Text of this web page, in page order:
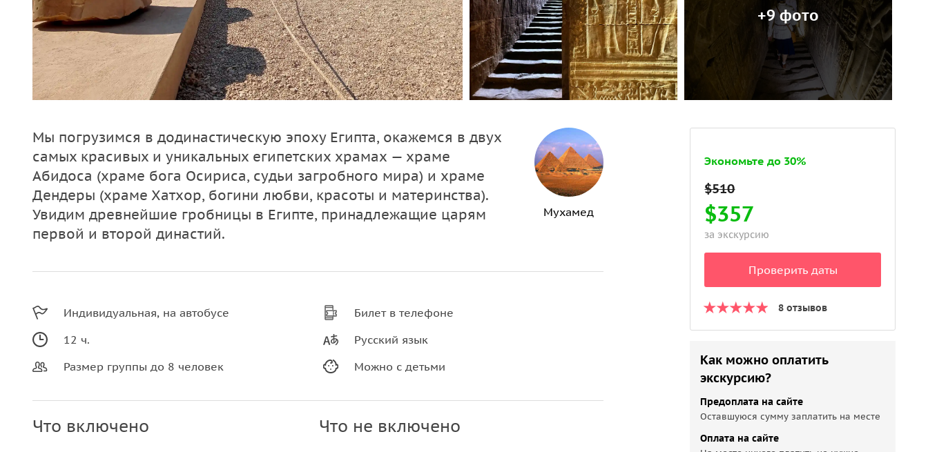
+9 фото
Мы погрузимся в додинастическую эпоху Египта, окажемся в двух
самых красивых и уникальных египетских храмах — храме
Абидоса (храме бога Осириса, судьи загробного мира) и храме
Дендеры (храме Хатхoр, богини любви, красоты и материнства).
Увидим древнейшие гробницы в Египте, принадлежащие царям
первой и второй династий.
Мухамед
Индивидуальная, на автобусе
12 ч.
Размер группы до 8 человек
Билет в телефоне
Русский язык
Можно с детьми
Что включено Что не включено
Экономьте до 30%
$357
за экскурсию
Проверить даты
8 отзывов
Как можно оплатить
экскурсию?
Предоплата на сайте
Оставшуюся сумму заплатить на месте
Оплата на сайте